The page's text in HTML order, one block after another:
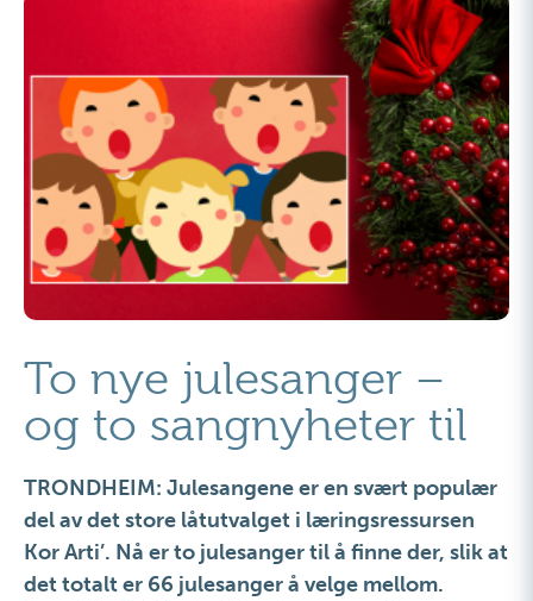
To nye julesanger –
og to sangnyheter til
TRONDHEIM: Julesangene er en svært populær
del av det store låtutvalget i læringsressursen
Kor Arti’. Nå er to julesanger til å finne der, slik at
det totalt er 66 julesanger å velge mellom.